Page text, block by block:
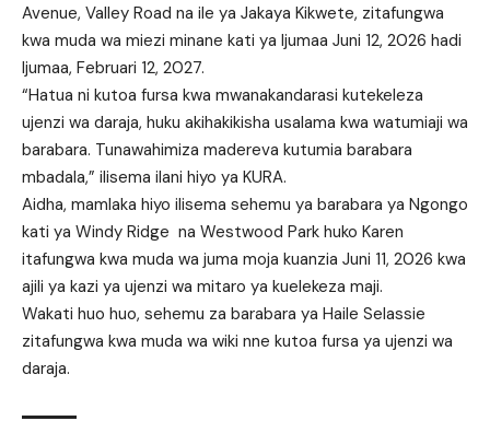
Avenue, Valley Road na ile ya Jakaya Kikwete, zitafungwa
kwa muda wa miezi minane kati ya Ijumaa Juni 12, 2026 hadi
Ijumaa, Februari 12, 2027.
“Hatua ni kutoa fursa kwa mwanakandarasi kutekeleza
ujenzi wa daraja, huku akihakikisha usalama kwa watumiaji wa
barabara. Tunawahimiza madereva kutumia barabara
mbadala,” ilisema ilani hiyo ya KURA.
Aidha, mamlaka hiyo ilisema sehemu ya barabara ya Ngongo
kati ya Windy Ridge na Westwood Park huko Karen
itafungwa kwa muda wa juma moja kuanzia Juni 11, 2026 kwa
ajili ya kazi ya ujenzi wa mitaro ya kuelekeza maji.
Wakati huo huo, sehemu za barabara ya Haile Selassie
zitafungwa kwa muda wa wiki nne kutoa fursa ya ujenzi wa
daraja.